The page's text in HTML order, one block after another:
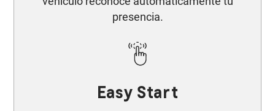
presencia.
Easy Start​